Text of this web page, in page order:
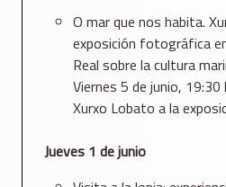
O mar que nos habita.
exposición fotográfica
Real sobre la cultura
Viernes 5 de junio,
Xurxo Lobato a la
Jueves 1 de junio